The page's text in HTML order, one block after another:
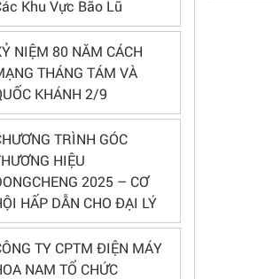
Khu Vực Bão Lũ
NIỆM 80 NĂM CÁCH
THÁNG TÁM VÀ
KHÁNH 2/9
TRÌNH GÓC
HIỆU
2025 – CƠ
HẤP DẪN CHO ĐẠI LÝ
TY CPTM ĐIỆN MÁY
NAM TỔ CHỨC